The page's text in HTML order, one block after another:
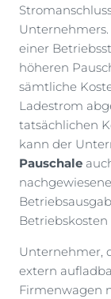
einer
höheren
sämtliche
Ladestrom
tatsächlichen
kann der
Pauschale
Unternehmer,
extern
Firmenwagen